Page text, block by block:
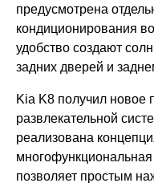
предусмотрена
кондиционирования
удобство создают
задних дверей и
Kia K8 получил
развлекательной
реализована
позволяет простым